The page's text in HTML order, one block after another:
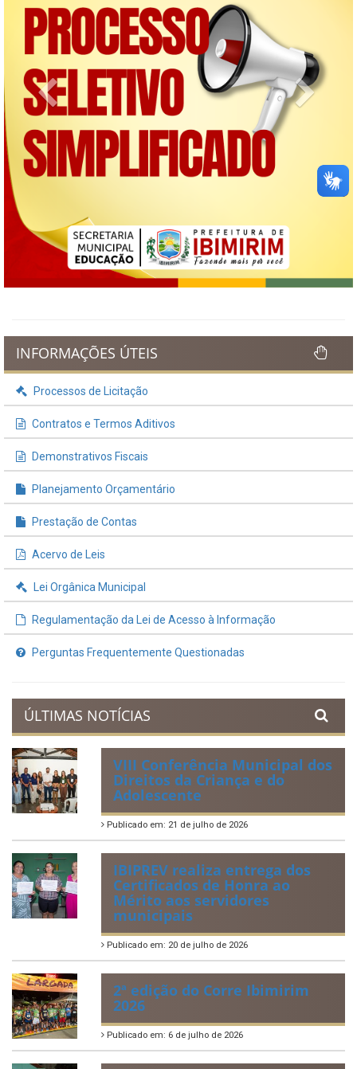
Previous Next
INFORMAÇÕES ÚTEIS
Processos de Licitação
Contratos e Termos Aditivos
Demonstrativos Fiscais
Planejamento Orçamentário
Prestação de Contas
Acervo de Leis
Lei Orgânica Municipal
Regulamentação da Lei de Acesso à Informação
Perguntas Frequentemente Questionadas
ÚLTIMAS NOTÍCIAS
VIII Conferência Municipal dos
Direitos da Criança e do
Adolescente
Publicado em: 21 de julho de 2026
IBIPREV realiza entrega dos
Certificados de Honra ao
Mérito aos servidores
municipais
Publicado em: 20 de julho de 2026
2ª edição do Corre Ibimirim
2026
Publicado em: 6 de julho de 2026